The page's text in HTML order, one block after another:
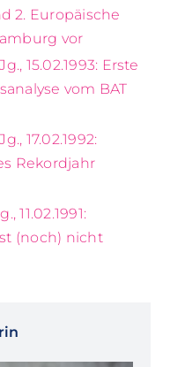
2. Europäische
vor
15.02.1993: Erste
vom BAT
17.02.1992:
Rekordjahr
11.02.1991:
(noch) nicht